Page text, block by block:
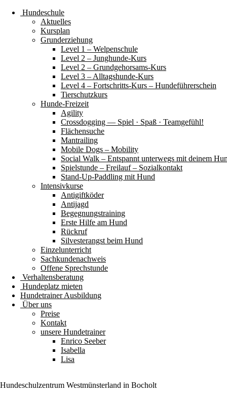
Hundeschule
Aktuelles
Kursplan
Grunderziehung
Level 1 – Welpenschule
Level 2 – Junghunde-Kurs
Level 2 – Grundgehorsams-Kurs
Level 3 – Alltagshunde-Kurs
Level 4 – Fortschritts-Kurs – Hundeführerschein
Tierschutzkurs
Hunde-Freizeit
Agility
Crossdogging — Spiel · Spaß · Teamgefühl!
Flächensuche
Mantrailing
Mobile Dogs – Mobility
Social Walk – Entspannt unterwegs mit deinem
Spielstunde – Freilauf – Sozialkontakt
Stand-Up-Paddling mit Hund
Intensivkurse
Antigiftköder
Antijagd
Begegnungstraining
Erste Hilfe am Hund
Rückruf
Silvesterangst beim Hund
Einzelunterricht
Sachkundenachweis
Offene Sprechstunde
Verhaltensberatung
Hundeplatz mieten
Hundetrainer Ausbildung
Über uns
Preise
Kontakt
unsere Hundetrainer
Enrico Seeber
Isabella
Lisa
Hundeschulzentrum Westmünsterland in Bocholt